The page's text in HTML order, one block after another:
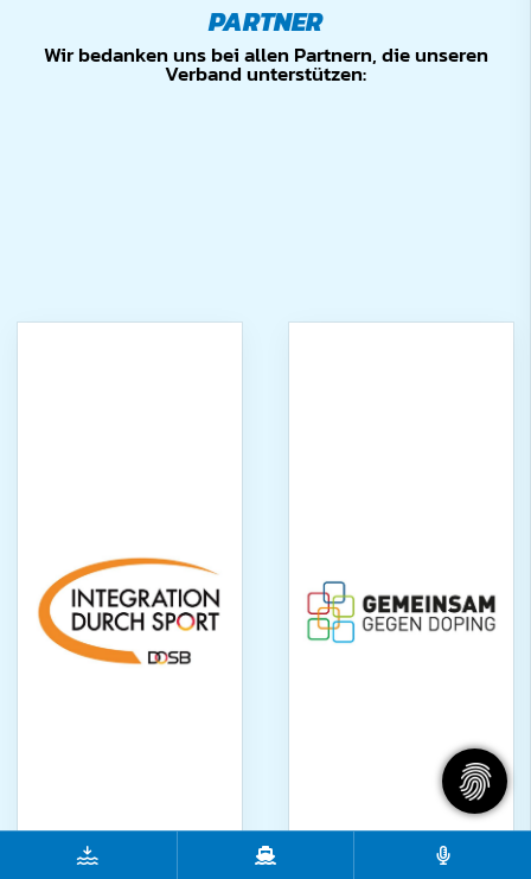
PARTNER
Wir bedanken uns bei allen Partnern, die unseren
Verband unterstützen: